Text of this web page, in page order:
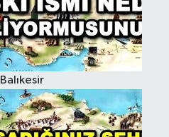
Balıkesir